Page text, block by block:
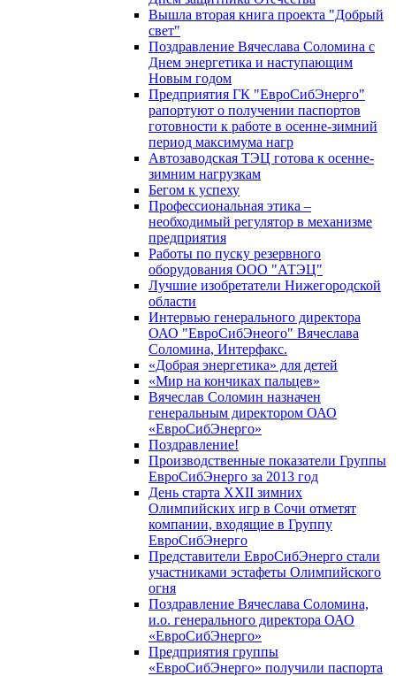
Вышла вторая книга проекта "Добрый
свет"
Поздравление Вячеслава Соломина с
Днем энергетика и наступающим
Новым годом
Предприятия ГК "ЕвроСибЭнерго"
рапортуют о получении паспортов
готовности к работе в осенне-зимний
период максимума нагр
Автозаводская ТЭЦ готова к осенне-
зимним нагрузкам
Бегом к успеху
Профессиональная этика –
необходимый регулятор в механизме
предприятия
Работы по пуску резервного
оборудования ООО "АТЭЦ"
Лучшие изобретатели Нижегородской
области
Интервью генерального директора
ОАО "ЕвроСибЭнеого" Вячеслава
Соломина, Интерфакс.
«Добрая энергетика» для детей
«Мир на кончиках пальцев»
Вячеслав Соломин назначен
генеральным директором ОАО
«ЕвроСибЭнерго»
Поздравление!
Производственные показатели Группы
ЕвроСибЭнерго за 2013 год
День старта XXII зимних
Олимпийских игр в Сочи отметят
компании, входящие в Группу
ЕвроСибЭнерго
Представители ЕвроСибЭнерго стали
участниками эстафеты Олимпийского
огня
Поздравление Вячеслава Соломина,
и.о. генерального директора ОАО
«ЕвроСибЭнерго»
Предприятия группы
«ЕвроСибЭнерго» получили паспорта